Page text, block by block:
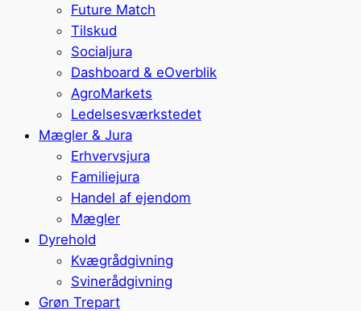
Future Match
Tilskud
Socialjura
Dashboard & eOverblik
AgroMarkets
Ledelsesværkstedet
Mægler & Jura
Erhvervsjura
Familiejura
Handel af ejendom
Mægler
Dyrehold
Kvægrådgivning
Svinerådgivning
Grøn Trepart